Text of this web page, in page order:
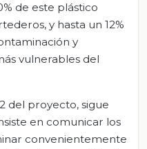
de este plástico
y hasta un 12%
y
vulnerables del
del proyecto, sigue
en comunicar los
convenientemente